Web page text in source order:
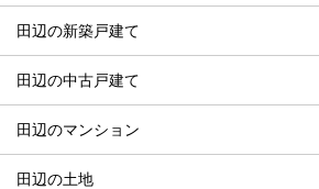
田辺の新築戸建て
田辺の中古戸建て
田辺のマンション
田辺の土地